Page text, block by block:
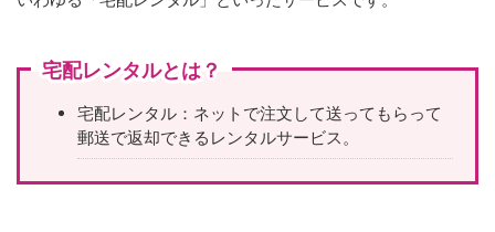
宅配レンタルとは？
宅配レンタル：ネットで注文して送ってもらって
郵送で返却できるレンタルサービス。